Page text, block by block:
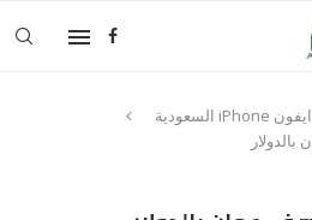
ايفون iPhone السعودية